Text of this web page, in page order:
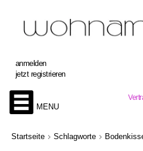
anmelden
jetzt registrieren
MENU
Startseite Schlagworte